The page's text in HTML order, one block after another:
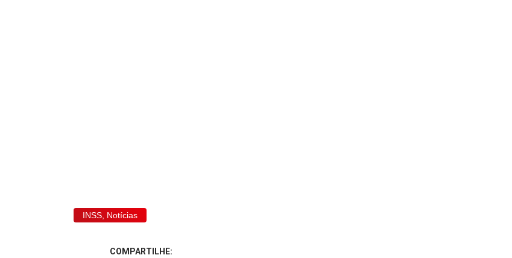
INSS, Notícias
COMPARTILHE: